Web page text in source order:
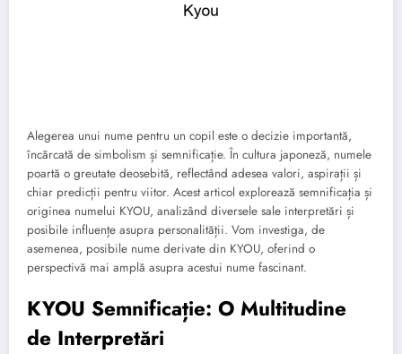
Alegerea unui nume pentru un copil este o decizie importantă,
încărcată de simbolism și semnificație. În cultura japoneză, numele
poartă o greutate deosebită, reflectând adesea valori, aspirații și
chiar predicții pentru viitor. Acest articol explorează semnificația și
originea numelui KYOU, analizând diversele sale interpretări și
posibile influențe asupra personalității. Vom investiga, de
asemenea, posibile nume derivate din KYOU, oferind o
perspectivă mai amplă asupra acestui nume fascinant.
KYOU Semnificație: O Multitudine
de Interpretări